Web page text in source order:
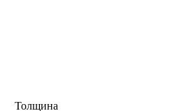
Толщина